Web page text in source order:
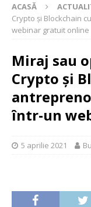
ACASĂ
Crypto și Blockchain
webinar gratuit online
Miraj sau
Crypto și
într-un
5 aprilie 2021